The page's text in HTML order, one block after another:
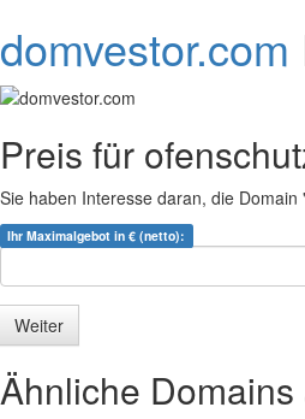
domvestor.com
Preis für
Sie haben Interesse daran, die
Ihr Maximalgebot in € (netto):
Ähnliche